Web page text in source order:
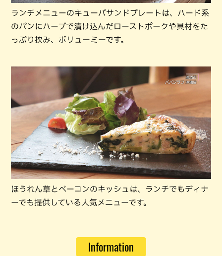
ランチメニューのキューバサンドプレートは、ハード系
のパンにハーブで漬け込んだローストポークや具材をた
っぷり挟み、ボリューミーです。
ほうれん草とベーコンのキッシュは、ランチでもディナ
ーでも提供している人気メニューです。
Information